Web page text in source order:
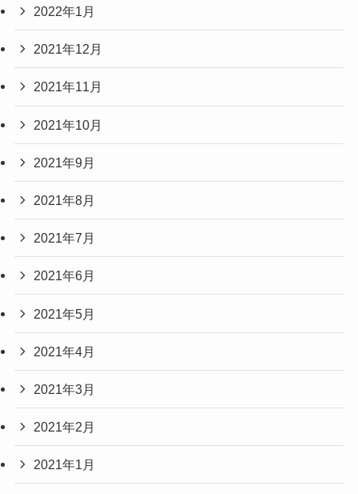
2022年1月
2021年12月
2021年11月
2021年10月
2021年9月
2021年8月
2021年7月
2021年6月
2021年5月
2021年4月
2021年3月
2021年2月
2021年1月